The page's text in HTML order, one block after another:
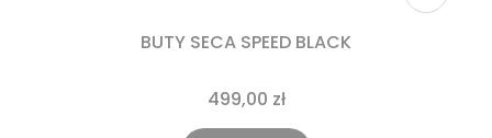
BUTY SECA SPEED BLACK
499,00 zł